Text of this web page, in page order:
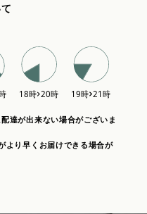
達が出来ない場合がございま
より早くお届けできる場合が